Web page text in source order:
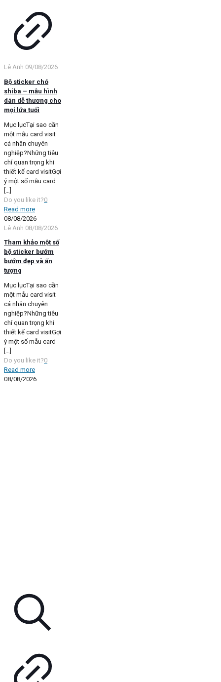
Lê Anh 09/08/2026
Bộ sticker chó
shiba – mẫu hình
dán dễ thương cho
mọi lứa tuổi
Mục lụcTại sao cần
một mẫu card visit
cá nhân chuyên
nghiệp?Những tiêu
chí quan trọng khi
thiết kế card visitGợi
ý một số mẫu card
[…]
Do you like it?0
Read more
08/08/2026
Lê Anh 08/08/2026
Tham khảo một số
bộ sticker bướm
bướm đẹp và ấn
tượng
Mục lụcTại sao cần
một mẫu card visit
cá nhân chuyên
nghiệp?Những tiêu
chí quan trọng khi
thiết kế card visitGợi
ý một số mẫu card
[…]
Do you like it?0
Read more
08/08/2026